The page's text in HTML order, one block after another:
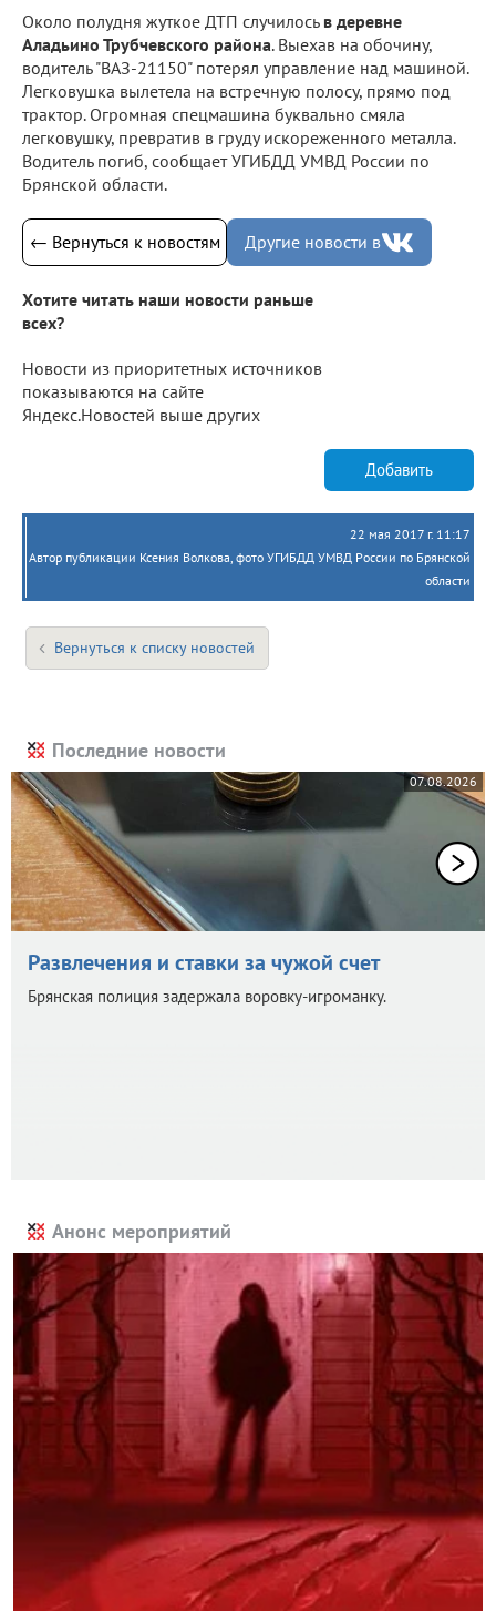
Около полудня жуткое ДТП случилось в деревне
Аладьино Трубчевского района. Выехав на обочину,
водитель "ВАЗ-21150" потерял управление над машиной.
Легковушка вылетела на встречную полосу, прямо под
трактор. Огромная спецмашина буквально смяла
легковушку, превратив в груду искореженного металла.
Водитель погиб, сообщает УГИБДД УМВД России по
Брянской области.
← Вернуться к новостям Другие новости в
Хотите читать наши новости раньше
всех?
Новости из приоритетных источников
показываются на сайте
Яндекс.Новостей выше других
Добавить
22 мая 2017 г. 11:17
Автор публикации Ксения Волкова, фото УГИБДД УМВД России по Брянской
области
Вернуться к списку новостей
Последние новости
07.08.2026
Развлечения и ставки за чужой счет
Брянская полиция задержала воровку-игроманку.
Анонс мероприятий